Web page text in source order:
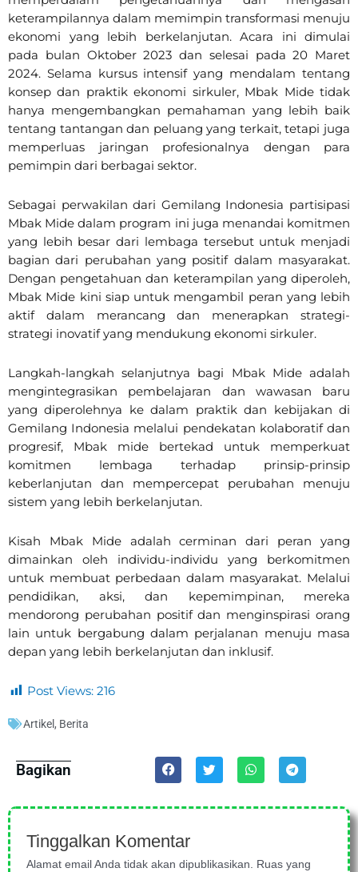
keterampilannya dalam memimpin transformasi menuju
ekonomi yang lebih berkelanjutan. Acara ini dimulai
pada bulan Oktober 2023 dan selesai pada 20 Maret
2024. Selama kursus intensif yang mendalam tentang
konsep dan praktik ekonomi sirkuler, Mbak Mide tidak
hanya mengembangkan pemahaman yang lebih baik
tentang tantangan dan peluang yang terkait, tetapi juga
memperluas jaringan profesionalnya dengan para
pemimpin dari berbagai sektor.
Sebagai perwakilan dari Gemilang Indonesia partisipasi
Mbak Mide dalam program ini juga menandai komitmen
yang lebih besar dari lembaga tersebut untuk menjadi
bagian dari perubahan yang positif dalam masyarakat.
Dengan pengetahuan dan keterampilan yang diperoleh,
Mbak Mide kini siap untuk mengambil peran yang lebih
aktif dalam merancang dan menerapkan strategi-
strategi inovatif yang mendukung ekonomi sirkuler.
Langkah-langkah selanjutnya bagi Mbak Mide adalah
mengintegrasikan pembelajaran dan wawasan baru
yang diperolehnya ke dalam praktik dan kebijakan di
Gemilang Indonesia melalui pendekatan kolaboratif dan
progresif, Mbak mide bertekad untuk memperkuat
komitmen lembaga terhadap prinsip-prinsip
keberlanjutan dan mempercepat perubahan menuju
sistem yang lebih berkelanjutan.
Kisah Mbak Mide adalah cerminan dari peran yang
dimainkan oleh individu-individu yang berkomitmen
untuk membuat perbedaan dalam masyarakat. Melalui
pendidikan, aksi, dan kepemimpinan, mereka
mendorong perubahan positif dan menginspirasi orang
lain untuk bergabung dalam perjalanan menuju masa
depan yang lebih berkelanjutan dan inklusif.
Post Views: 216
Artikel , Berita
Bagikan
Tinggalkan Komentar
Alamat email Anda tidak akan dipublikasikan. Ruas yang